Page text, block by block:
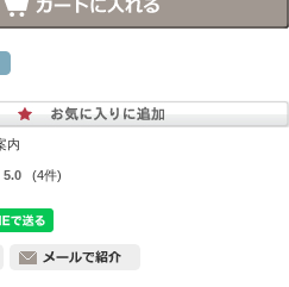
内
5.0 (4件)